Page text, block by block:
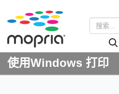
使用Windows 打印